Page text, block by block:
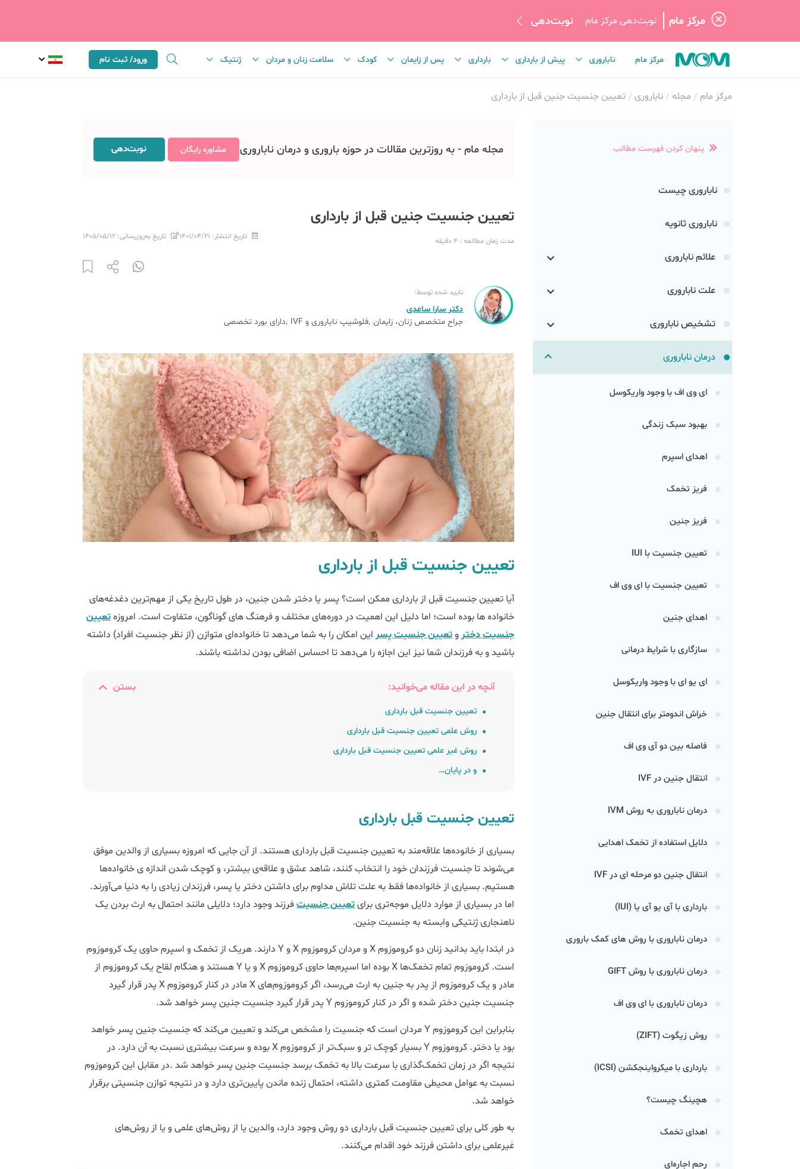
مرکز مام نوبت‌دهی مرکز مام نوبت‌دهی
مرکز مام ناباروری پیش از بارداری بارداری پس از زایمان کودک سلامت زنان و مردان ژنتیک ورود/ ثبت نام
مرکز مام مجله ناباروری تعیین جنسیت جنین قبل از بارداری
پنهان کردن فهرست مطالب
ناباروری چیست
ناباروری ثانویه
علائم ناباروری
علت ناباروری
تشخیص ناباروری
درمان ناباروری
ای وی اف با وجود واریکوسل
بهبود سبک زندگی
اهدای اسپرم
فریز تخمک
فریز جنین
تعیین جنسیت با IUI
تعیین جنسیت با ای وی اف
اهدای جنین
سازگاری با شرایط درمانی
ای یو ای با وجود واریکوسل
خراش اندومتر برای انتقال جنین
فاصله بین دو آی وی اف
انتقال جنین در IVF
درمان ناباروری به روش IVM
دلایل استفاده از تخمک اهدایی
انتقال جنین دو مرحله ای در IVF
بارداری با آی یو آی یا (IUI)
درمان ناباروری با روش های کمک‌ باروری
درمان ناباروری با روش GIFT
درمان ناباروری با ای وی اف
روش زیگوت (ZIFT)
بارداری با میکرواینجکشن (ICSI)
هچینگ چیست؟
اهدای تخمک
رحم اجاره‌ای
مجله مام - به روزترین مقالات در حوزه باروری و درمان ناباروری مشاوره رایگان نوبت‌دهی
تعیین جنسیت جنین قبل از بارداری
مدت زمان مطالعه: 4 دقیقه تاریخ انتشار: ۱۴۰۱/۰۴/۲۱ تاریخ به‌روزرسانی:۱۴۰۵/۰۵/۱۲
تایید شده توسط:
دکتر سارا ساعدی
جراح متخصص زنان، زایمان فلوشیپ ناباروری و IVF دارای بورد تخصصی
تعیین جنسیت قبل از بارداری
آیا تعیین جنسیت قبل از بارداری ممکن است؟ پسر یا دختر شدن جنین، در طول تاریخ یکی از مهم‌‌ترین دغدغه‌های
خانواده ها بوده است؛ اما دلیل این اهمیت در دوره‌های مختلف و فرهنگ های گوناگون، متفاوت است. امروزهتعیین
جنسیت دختروتعیین جنسیت پسراین امکان را به شما می‌دهد تا خانواده‌ای متوازن (از نظر جنسیت افراد) داشته
باشید و به فرزندان شما نیز این اجازه را می‌دهد تا احساس اضافی بودن نداشته باشند.
آنچه در این مقاله می‌خوانید: بستن
تعیین جنسیت قبل بارداری
روش علمی تعیین جنسیت قبل بارداری
روش غیر علمی تعیین جنسیت قبل بارداری
و در پایان…
تعیین جنسیت قبل بارداری
بسیاری از خانوده‌ها علاقه‌مند به تعیین جنسیت قبل بارداری هستند. از آن جایی که امروزه بسیاری از والدین موفق
می‌شوند تا جنسیت فرزندان خود را انتخاب کنند، شاهد عشق و علاقه‌ی بیشتر، و کوچک شدن اندازه ی خانواده‌ها
هستیم. بسیاری از خانواده‌ها فقط به علت تلاش مداوم برای داشتن دختر یا پسر، فرزندان زیادی را به دنیا می‌آورند.
اما در بسیاری از موارد دلایل موجه‌تری برایتعیین جنسیتفرزند وجود دارد؛ دلایلی مانند احتمال به ارث بردن یک
ناهنجاری ژنتیکی وابسته به جنسیت جنین.
در ابتدا باید بدانید زنان دو کروموزوم X و مردان کروموزوم X و Y دارند. هریک از تخمک و اسپرم حاوی یک کروموزوم
است. کروموزوم تمام تخمک‌ها X بوده اما اسپرم‌ها حاوی کروموزوم X و یا Y هستند و هنگام لقاح یک کروموزوم از
مادر و یک کروموزوم از پدر به جنین به ارث می‌رسد، اگر کروموزوم‌های X مادر در کنار کروموزوم X پدر قرار گیرد
جنسیت جنین دختر شده و اگر در کنار کروموزوم Y پدر قرار گیرد جنسیت جنین پسر خواهد شد.
بنابراین این کروموزوم Y مردان است که جنسیت را مشخص می‌کند و تعیین می‌کند که جنسیت جنین پسر خواهد
بود یا دختر. کروموزوم Y بسیار کوچک تر و سبک‌تر از کروموزوم X بوده و سرعت بیشتری نسبت به آن دارد. در
نتیجه اگر در زمان تخمک‌گذاری با سرعت بالا به تخمک برسد جنسیت جنین پسر خواهد شد .در مقابل این کروموزوم
نسبت به عوامل محیطی مقاومت کمتری داشته، احتمال زنده ماندن پایین‌تری دارد و در نتیجه توازن جنسیتی برقرار
خواهد شد.
به طور کلی برای تعیین جنسیت قبل بارداری دو روش وجود دارد، والدین یا از روش‌های علمی و یا از روش‌های
غیرعلمی برای داشتن فرزند خود اقدام می‌کنند.